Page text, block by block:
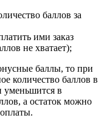
баллов за
ими заказ
не хватает);
баллы, то при
количество баллов в
уменьшится в
а остаток можно